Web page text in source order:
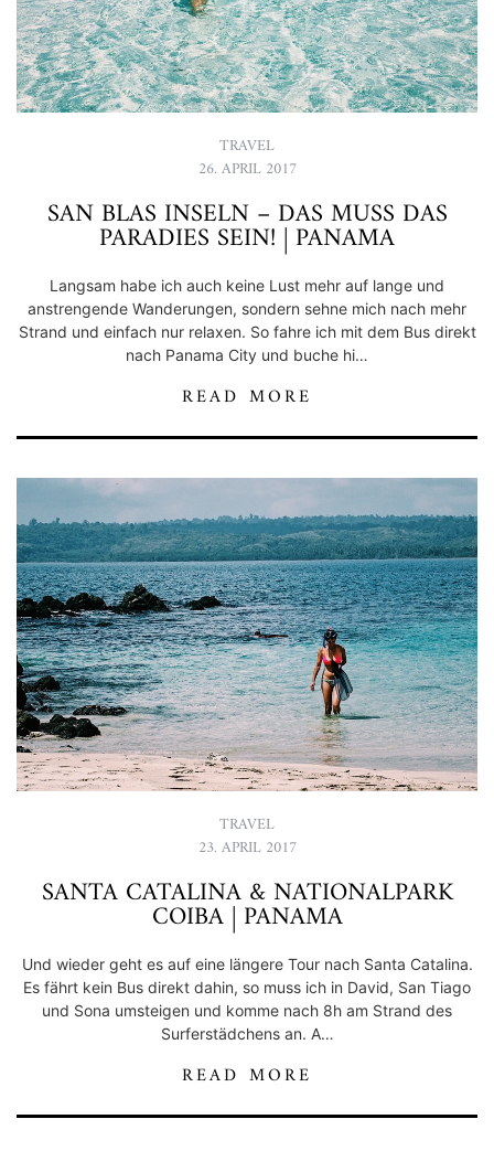
TRAVEL
26. APRIL 2017
SAN BLAS INSELN – DAS MUSS DAS
PARADIES SEIN! | PANAMA
Langsam habe ich auch keine Lust mehr auf lange und
anstrengende Wanderungen, sondern sehne mich nach mehr
Strand und einfach nur relaxen. So fahre ich mit dem Bus direkt
nach Panama City und buche hi…
READ MORE
TRAVEL
23. APRIL 2017
SANTA CATALINA & NATIONALPARK
COIBA | PANAMA
Und wieder geht es auf eine längere Tour nach Santa Catalina.
Es fährt kein Bus direkt dahin, so muss ich in David, San Tiago
und Sona umsteigen und komme nach 8h am Strand des
Surferstädchens an. A…
READ MORE